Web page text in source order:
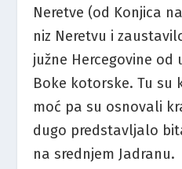
Neretve (od Konjica
niz Neretvu i
južne Hercegovine od
Boke kotorske. Tu su
moć pa su osnovali
dugo predstavljalo
na srednjem Jadranu.